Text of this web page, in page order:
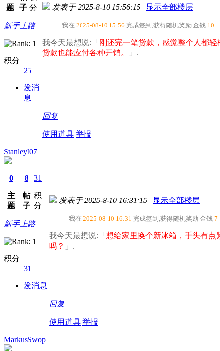
题 子 分
新手上路
积分
25
发消
息
发表于 2025-8-10 15:56:15 | 显示全部楼层
我在 2025-08-10 15:56 完成签到,获得随机奖励 金钱 10
我今天最想说:「 刚还完一笔贷款，感觉整个人都
贷款也能应付各种开销。​
」.
回复
使用道具 举报
StanleyI07
0
主
题
8
帖
子
31
积
分
新手上路
积分
31
发消息
发表于 2025-8-10 16:31:15 | 显示全部楼层
我在 2025-08-10 16:31 完成签到,获得随机奖励 金钱 7
我今天最想说:「 想给家里换个新冰箱，手头有点
吗？​ 」.
回复
使用道具 举报
MarkusSwop